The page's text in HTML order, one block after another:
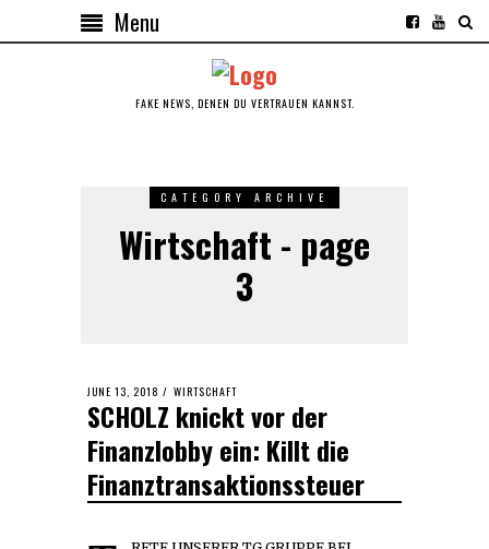
Menu
FAKE NEWS, DENEN DU VERTRAUEN KANNST.
CATEGORY ARCHIVE
Wirtschaft - page
3
POSTED
ON
JUNE 13, 2018 JUNE
13,
2018
WIRTSCHAFT
SCHOLZ knickt vor der
Finanzlobby ein: Killt die
Finanztransaktionssteuer